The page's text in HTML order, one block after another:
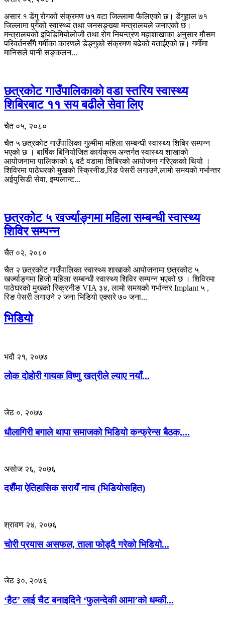
असार १ डेंगु रोगको संक्रमण ७१ वटा जिल्लामा फैलिएको छ। डेंगुहाल ७१
जिल्लामा पुगेको स्वास्थ्य तथा जनसङ्ख्या मन्त्रालयले जनाएको छ।
मन्त्रालयको इपिडिमियोलोजी तथा रोग नियन्त्रण महाशाखाका अनुसार मौसम
परिवर्तनसँगै गर्मीका कारणले डेङ्गुको संक्रमण बढेको बताईएको छ। गर्मीमा
मानिसले पानी सङ्कलन...
छत्रकोट गाउँपालिकाको वडा स्तरिय स्वास्थ्य
शिबिरबाट ११ सय बढीले सेवा लिए
चैत ०५, २०८०
चैत ५ छत्रकोट गाउँपालिका गुल्मीमा महिला सम्बन्धी स्वास्थ्य शिबिर सम्पन्न
भएको छ । बार्षिक बिनियोजित कार्यक्रम अन्तर्गत स्वास्थ्य शाखाको
आयोजनामा पालिकाको ६ वटै वडामा शिबिरको आयोजना गरिएकको थियो ।
शिविरमा पाठेघरको मुखको स्क्रिनीङ,रिङ पेसरी लगाउने,लामो समयको गर्भान्तर
अईयुसिडी सेवा, इम्पलान्ट...
छत्रकोट ५ खर्ज्याङ्गमा महिला सम्बन्धी स्वास्थ्य
शिविर सम्पन्न
चैत ०२, २०८०
चैत २ छत्रकोट गाउँपालिका स्वास्थ्य शाखाको आयोजनामा छत्रकोट ५
खर्ज्याङ्गमा हिजो महिला सम्बन्धी स्वास्थ्य शिविर सम्पन्न भएको छ । शिविरमा
पाठेघरको मुखको स्क्रिनीङ VIA ३४, लामो समयको गर्भान्तर Implant ५ ,
रिङ पेसरी लगाउने २ जना भिडियो एक्सरे ७० जना...
भिडियो
भदौ २१, २०७७
लोक दोहोरी गायक विष्णु खत्रीले ल्याए नयाँ...
जेठ ०, २०७७
धौलागिरी बगाले थापा समाजको भिडियो कन्फ्रेन्स बैठक,...
असोज २६, २०७६
दशैँमा ऐतिहासिक सरायँ नाच (भिडियोसहित)
श्रावण २४, २०७६
चोरी प्रयास असफल, ताला फोड्दै गरेको भिडियो...
जेठ ३०, २०७६
‘हैट’ लाई चैट बनाइदिने ‘फुलन्देकी आमा’को धम्की...